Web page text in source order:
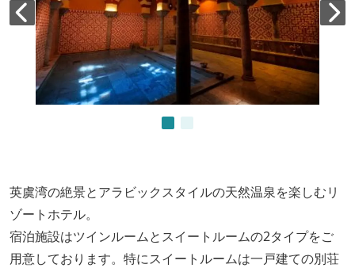
英虞湾の絶景とアラビックスタイルの天然温泉を楽しむリ
ゾートホテル。
宿泊施設はツインルームとスイートルームの2タイプをご
用意しております。特にスイートルームは一戸建ての別荘